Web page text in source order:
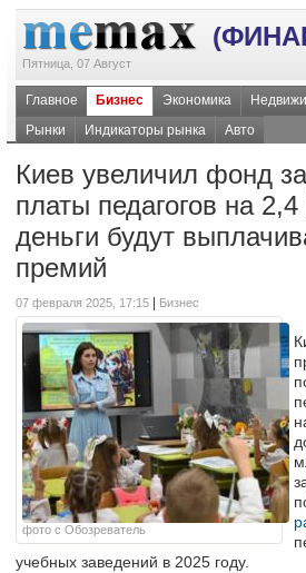
Пятница, 07 Август
Главное Бизнес Экономика
Рынки
Индикаторы рынка Авто
Киев увеличил фонд
платы педагогов на
деньги будут
премий
07 февраля 2025, 17:15 Бизнес
фото с Обозреватель
учебных заведений в 2025 году.